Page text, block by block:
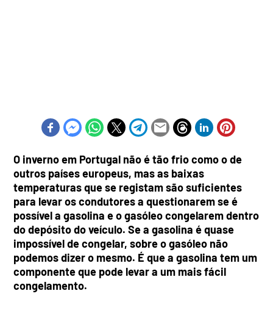
O inverno em Portugal não é tão frio como o de
outros países europeus, mas as baixas
temperaturas que se registam são suficientes
para levar os condutores a questionarem se é
possível a gasolina e o gasóleo congelarem dentro
do depósito do veículo. Se a gasolina é quase
impossível de congelar, sobre o gasóleo não
podemos dizer o mesmo. É que a gasolina tem um
componente que pode levar a um mais fácil
congelamento.